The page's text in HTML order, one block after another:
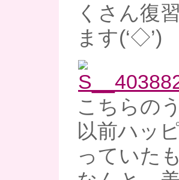
くさん復
ます(‘◇’)ゞ
こちらの
以前ハッ
っていた